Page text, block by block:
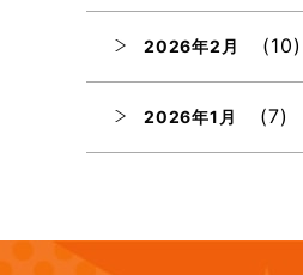
2026年2月 (10)
2026年1月 (7)